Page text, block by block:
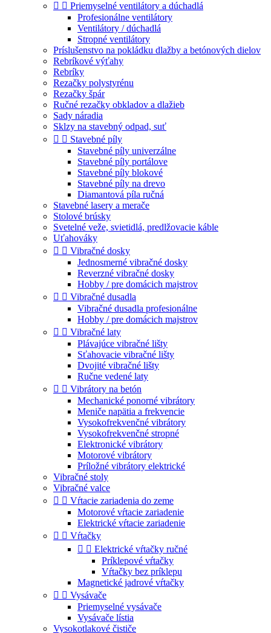
  Priemyselné ventilátory a dúchadlá
Profesionálne ventilátory
Ventilátory / dúchadlá
Stropné ventilátory
Príslušenstvo na pokládku dlažby a betónových dielov
Rebríkové výťahy
Rebríky
Rezačky polystyrénu
Rezačky špár
Ručné rezačky obkladov a dlažieb
Sady náradia
Sklzy na stavebný odpad, suť
  Stavebné píly
Stavebné píly univerzálne
Stavebné píly portálove
Stavebné píly blokové
Stavebné píly na drevo
Diamantová píla ručná
Stavebné lasery a merače
Stolové brúsky
Svetelné veže, svietidlá, predlžovacie káble
Uťahováky
  Vibračné dosky
Jednosmerné vibračné dosky
Reverzné vibračné dosky
Hobby / pre domácich majstrov
  Vibračné dusadla
Vibračné dusadla profesionálne
Hobby / pre domácich majstrov
  Vibračné laty
Plávajúce vibračné lišty
Sťahovacie vibračné lišty
Dvojité vibračné lišty
Ručne vedené laty
  Vibrátory na betón
Mechanické ponorné vibrátory
Meniče napätia a frekvencie
Vysokofrekvenčné vibrátory
Vysokofrekvenčné stropné
Elektronické vibrátory
Motorové vibrátory
Príložné vibrátory elektrické
Vibračné stoly
Vibračné valce
  Vŕtacie zariadenia do zeme
Motorové vŕtacie zariadenie
Elektrické vŕtacie zariadenie
  Vŕtačky
  Elektrické vŕtačky ručné
Príklepové vŕtačky
Vŕtačky bez príklepu
Magnetické jadrové vŕtačky
  Vysávače
Priemyselné vysávače
Vysávače lístia
Vysokotlakové čističe